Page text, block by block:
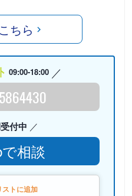
ちら
09:00-18:00
付中
相談
ストに追加